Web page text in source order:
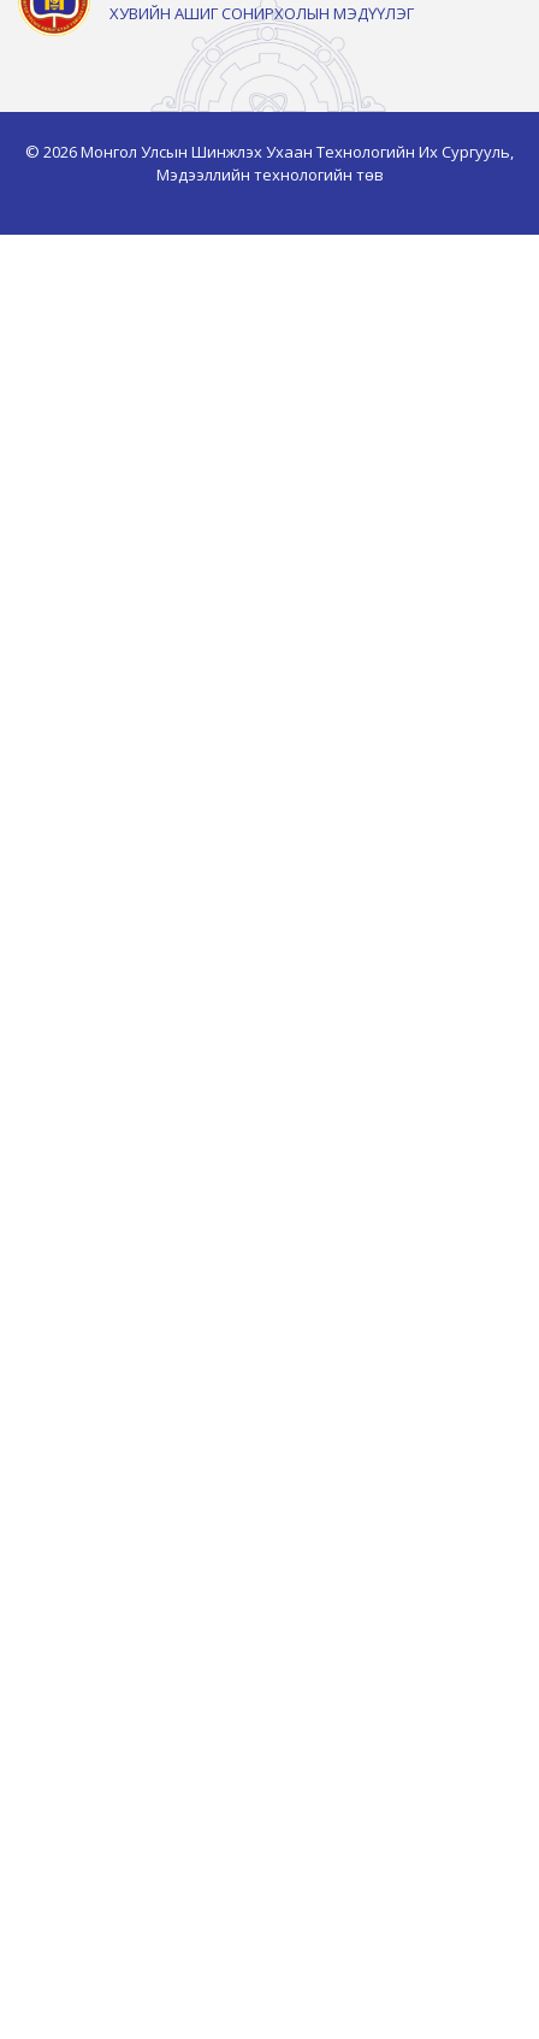
ХУВИЙН АШИГ СОНИРХОЛЫН МЭДҮҮЛЭГ
© 2026 Монгол Улсын Шинжлэх Ухаан Технологийн Их Сургууль,
Мэдээллийн технологийн төв